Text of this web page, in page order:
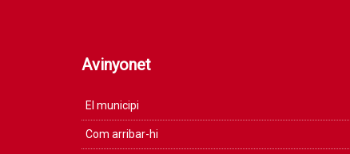
Avinyonet
El municipi
Com arribar-hi